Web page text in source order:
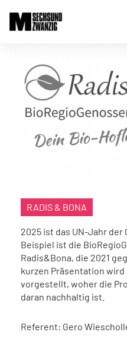
RADIS & BONA
2025 ist das UN-Jahr
Beispiel ist die
Radis&Bona, die 2021
kurzen Präsentation
vorgestellt, woher die
daran nachhaltig ist.
Referent: Gero